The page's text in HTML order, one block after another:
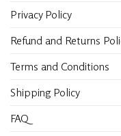
Privacy Policy
Refund and Returns
Terms and Conditions
Shipping Policy
FAQ